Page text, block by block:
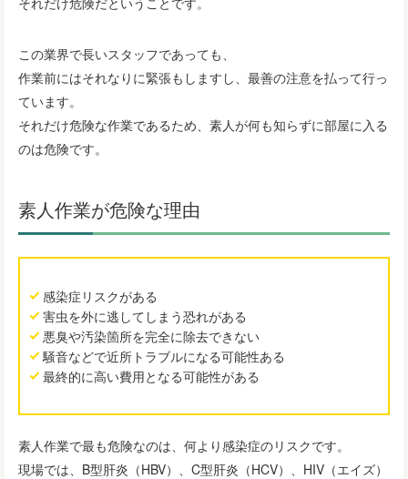
この業界で長いスタッフであっても、
作業前にはそれなりに緊張もしますし、最善の注意を払って行っ
ています。
それだけ危険な作業であるため、素人が何も知らずに部屋に入る
のは危険です。
素人作業が危険な理由
感染症リスクがある
害虫を外に逃してしまう恐れがある
悪臭や汚染箇所を完全に除去できない
騒音などで近所トラブルになる可能性ある
最終的に高い費用となる可能性がある
素人作業で最も危険なのは、何より感染症のリスクです。
現場では、B型肝炎（HBV）、C型肝炎（HCV）、HIV（エイズ）